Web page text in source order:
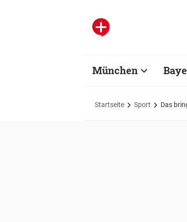
München
Startseite Sport Das